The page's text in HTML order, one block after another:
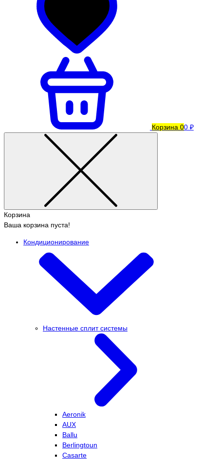
Корзина 00 ₽
Корзина
Ваша корзина пуста!
Кондиционирование
Настенные сплит системы
Aeronik
AUX
Ballu
Berlingtoun
Casarte